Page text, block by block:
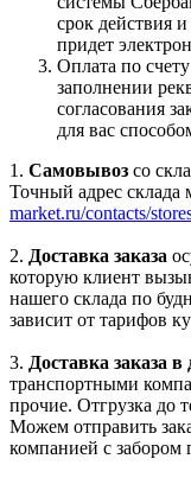
срок действия
придет
Оплата по
заполнении
согласования
для вас
1. Самовывоз со
Точный адрес склада
market.ru/contacts/
2. Доставка заказа
которую клиент
нашего склада по
зависит от тарифов
3. Доставка заказа в
транспортными
прочие. Отгрузка до
Можем отправить
компанией с забором